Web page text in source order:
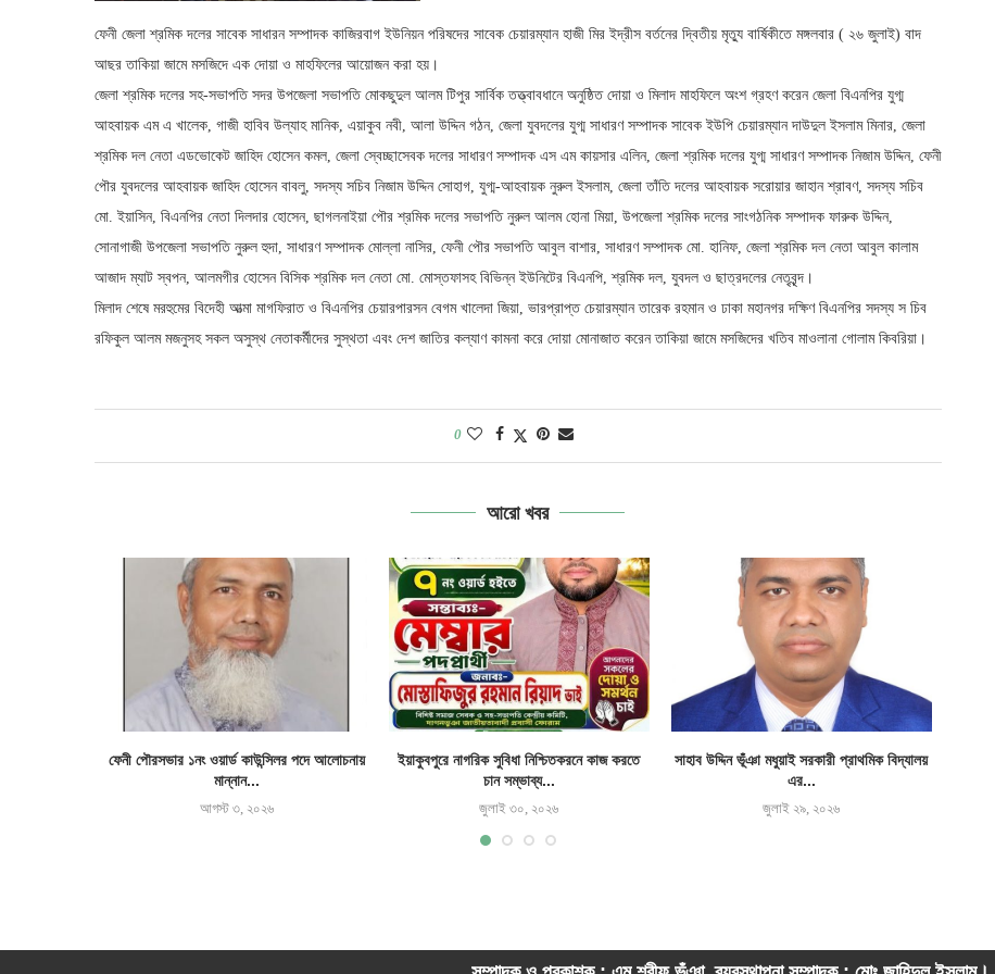
ফেনী জেলা শ্রমিক দলের সাবেক সাধারন সম্পাদক কাজিরবাগ ইউনিয়ন পরিষদের সাবেক চেয়ারম্যান হাজী মির ইদ্রীস বর্তনের দ্বিতীয় মৃত্যু বার্ষিকীতে মঙ্গলবার ( ২৬ জুলাই) বাদ
আছর তাকিয়া জামে মসজিদে এক দোয়া ও মাহফিলের আয়োজন করা হয়।
জেলা শ্রমিক দলের সহ-সভাপতি সদর উপজেলা সভাপতি মোকছুদুল আলম টিপুর সার্বিক তত্ত্বাবধানে অনুষ্ঠিত দোয়া ও মিলাদ মাহফিলে অংশ গ্রহণ করেন জেলা বিএনপির যুগ্ম
আহবায়ক এম এ খালেক, গাজী হাবিব উল্যাহ মানিক, এয়াকুব নবী, আলা উদ্দিন গঠন, জেলা যুবদলের যুগ্ম সাধারণ সম্পাদক সাবেক ইউপি চেয়ারম্যান দাউদুল ইসলাম মিনার, জেলা
শ্রমিক দল নেতা এডভোকেট জাহিদ হোসেন কমল, জেলা স্বেচ্ছাসেবক দলের সাধারণ সম্পাদক এস এম কায়সার এলিন, জেলা শ্রমিক দলের যুগ্ম সাধারণ সম্পাদক নিজাম উদ্দিন, ফেনী
পৌর যুবদলের আহবায়ক জাহিদ হোসেন বাবলু, সদস্য সচিব নিজাম উদ্দিন সোহাগ, যুগ্ম-আহবায়ক নুরুল ইসলাম, জেলা তাঁতি দলের আহবায়ক সরোয়ার জাহান শ্রাবণ, সদস্য সচিব
মো. ইয়াসিন, বিএনপির নেতা দিলদার হোসেন, ছাগলনাইয়া পৌর শ্রমিক দলের সভাপতি নুরুল আলম হোনা মিয়া, উপজেলা শ্রমিক দলের সাংগঠনিক সম্পাদক ফারুক উদ্দিন,
সোনাগাজী উপজেলা সভাপতি নুরুল হুদা, সাধারণ সম্পাদক মোল্লা নাসির, ফেনী পৌর সভাপতি আবুল বাশার, সাধারণ সম্পাদক মো. হানিফ, জেলা শ্রমিক দল নেতা আবুল কালাম
আজাদ ম্যাট স্বপন, আলমগীর হোসেন বিসিক শ্রমিক দল নেতা মো. মোস্তফাসহ বিভিন্ন ইউনিটের বিএনপি, শ্রমিক দল, যুবদল ও ছাত্রদলের নেতৃবৃন্দ।
মিলাদ শেষে মরহুমের বিদেহী আত্মা মাগফিরাত ও বিএনপির চেয়ারপারসন বেগম খালেদা জিয়া, ভারপ্রাপ্ত চেয়ারম্যান তারেক রহমান ও ঢাকা মহানগর দক্ষিণ বিএনপির সদস্য স চিব
রফিকুল আলম মজনুসহ সকল অসুস্থ নেতাকর্মীদের সুস্থতা এবং দেশ জাতির কল্যাণ কামনা করে দোয়া মোনাজাত করেন তাকিয়া জামে মসজিদের খতিব মাওলানা গোলাম কিবরিয়া।
0
আরো খবর
ফেনী পৌরসভার ১নং ওয়ার্ড কাউন্সিলর পদে আলোচনায়
মান্নান...
আগস্ট ৩, ২০২৬
ইয়াকুবপুরে নাগরিক সুবিধা নিশ্চিতকরনে কাজ করতে
চান সম্ভাব্য...
জুলাই ৩০, ২০২৬
সাহাব উদ্দিন ভূঁঞা মধুয়াই সরকারী প্রাথমিক বিদ্যালয়
এর...
জুলাই ২৯, ২০২৬